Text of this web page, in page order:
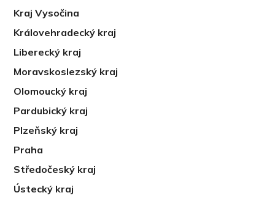
Kraj Vysočina
Královehradecký kraj
Liberecký kraj
Moravskoslezský kraj
Olomoucký kraj
Pardubický kraj
Plzeňský kraj
Praha
Středočeský kraj
Ústecký kraj